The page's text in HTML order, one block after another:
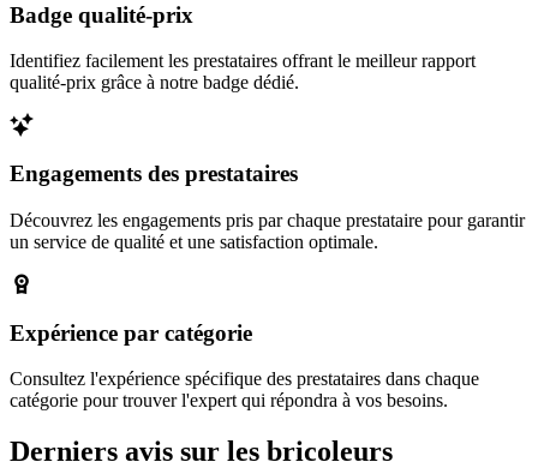
Badge qualité-prix
Identifiez facilement les prestataires offrant le meilleur rapport
qualité-prix grâce à notre badge dédié.
Engagements des prestataires
Découvrez les engagements pris par chaque prestataire pour garantir
un service de qualité et une satisfaction optimale.
Expérience par catégorie
Consultez l'expérience spécifique des prestataires dans chaque
catégorie pour trouver l'expert qui répondra à vos besoins.
Derniers avis sur les bricoleurs